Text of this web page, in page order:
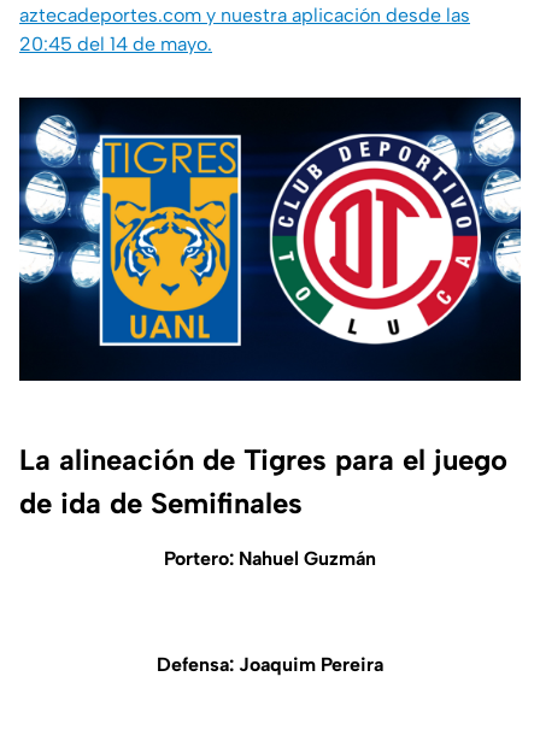
aztecadeportes.com y nuestra aplicación desde las
20:45 del 14 de mayo.
La alineación de Tigres para el juego
de ida de Semifinales
Portero: Nahuel Guzmán
Defensa: Joaquim Pereira